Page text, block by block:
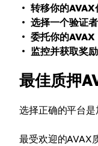
转移你的AVAX
选择一个验证者
委托你的AVAX
监控并获取奖励
最佳质押
选择正确的平台
最受欢迎的AVAX